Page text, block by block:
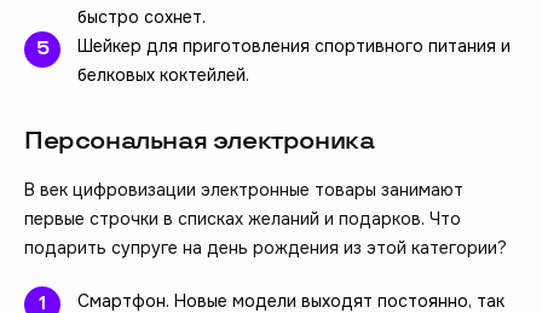
быстро сохнет.
Шейкер для приготовления спортивного питания и
белковых коктейлей.
Персональная электроника
В век цифровизации электронные товары занимают
первые строчки в списках желаний и подарков. Что
подарить супруге на день рождения из этой категории?
Смартфон. Новые модели выходят постоянно, так